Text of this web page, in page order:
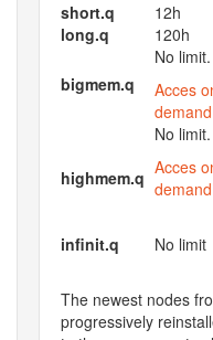
short.q
12h
long.q
120h
bigmem.q
No limit.
Acces
demand
highmem.q
No limit.
Acces
demand
infinit.q No limit
The newest nodes
progressively